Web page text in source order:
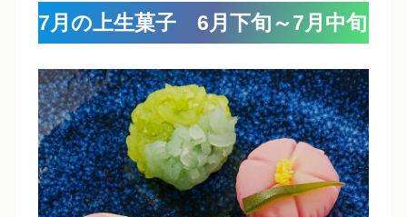
7月の上生菓子 6月下旬～7月中旬